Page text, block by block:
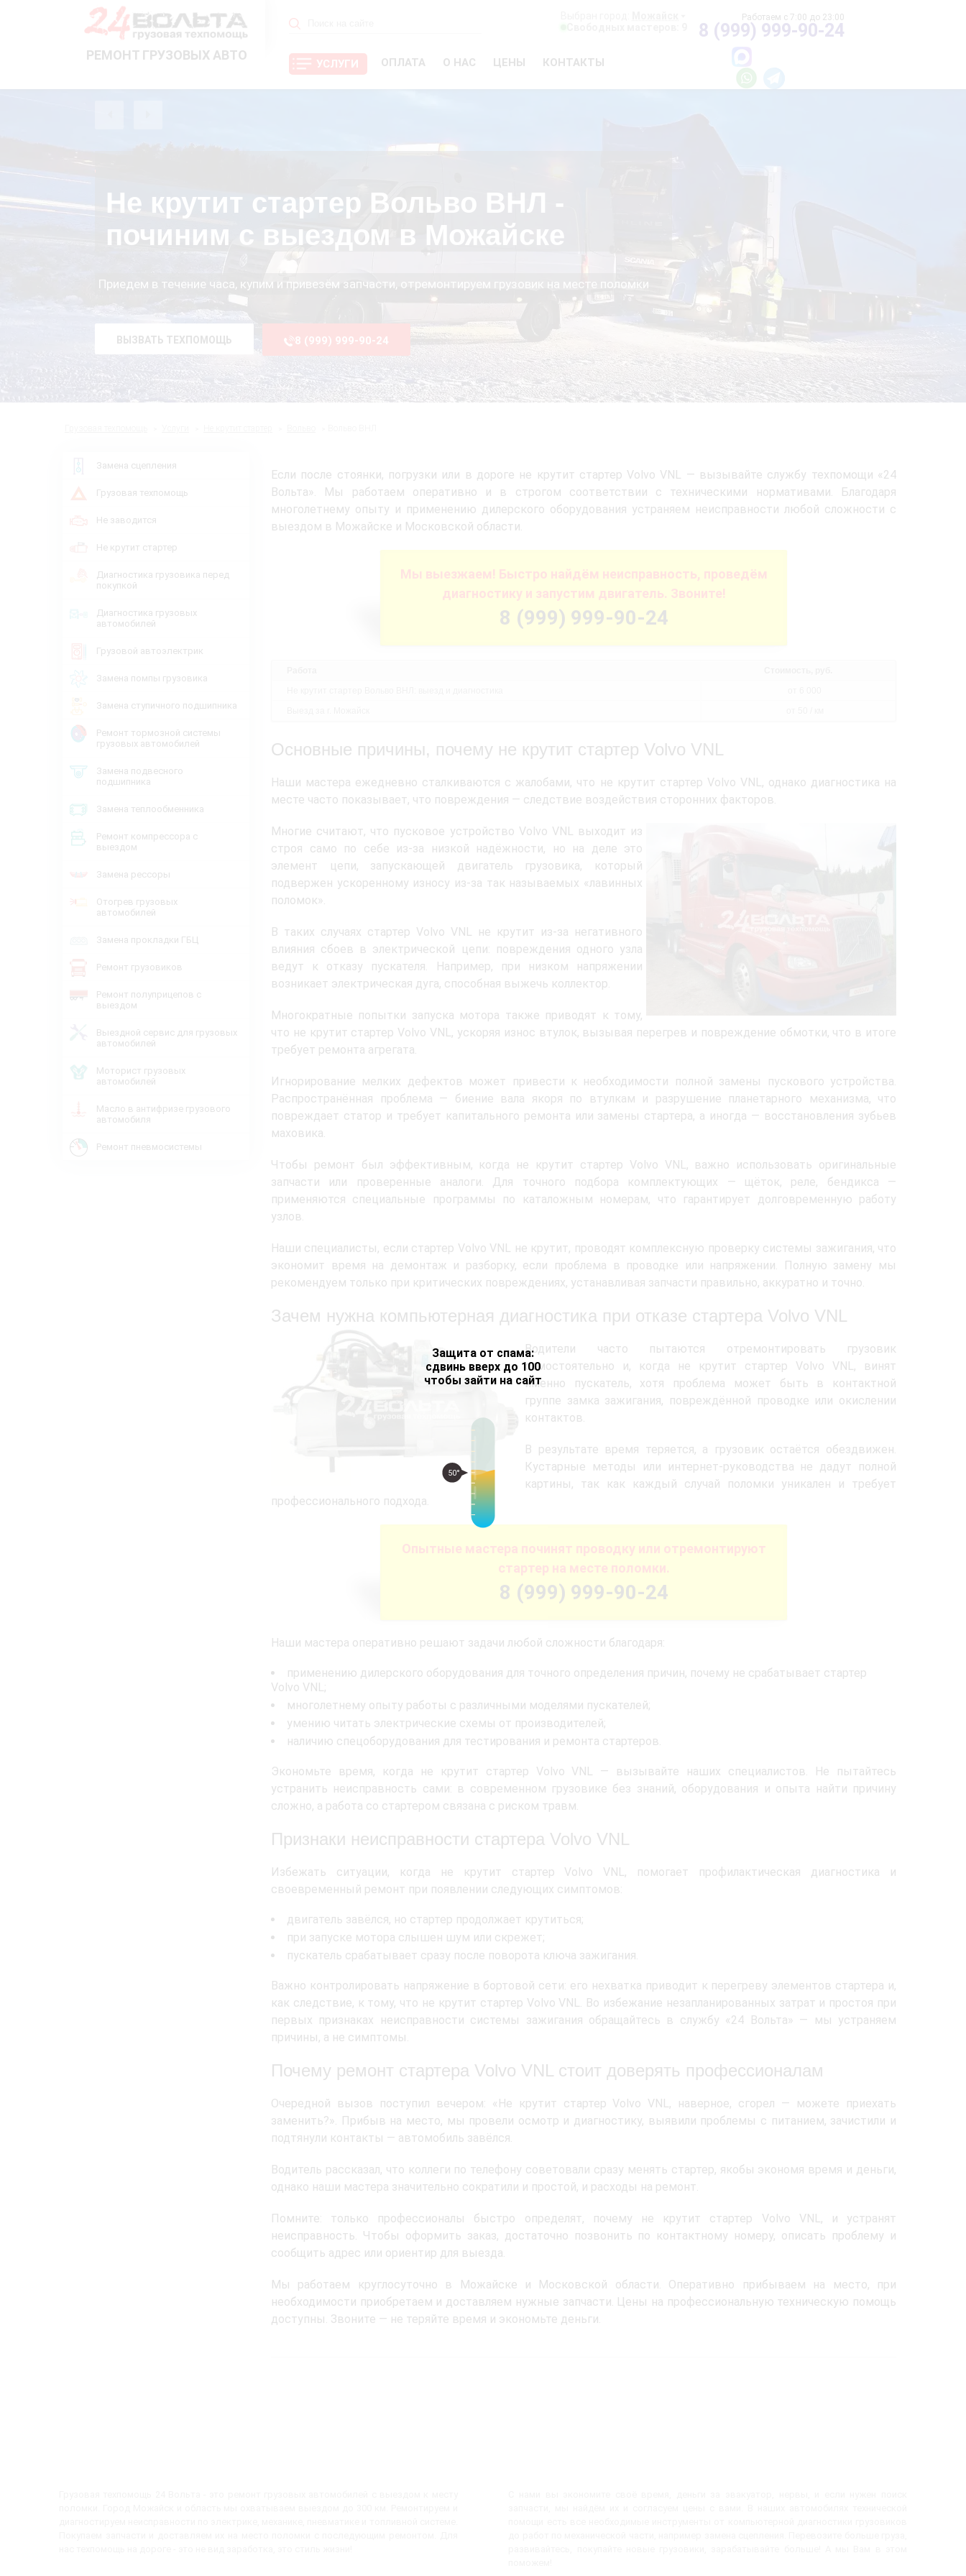
Защита от спама:
сдвинь вверх до 100
чтобы зайти на сайт
50°
РЕМОНТ ГРУЗОВЫХ АВТО
УСЛУГИ ОПЛАТА О НАС ЦЕНЫ КОНТАКТЫ
8 (999) 999-90-24
Не крутит стартер Вольво ВНЛ -
починим с выездом в Можайске
Приедем в течение часа, купим и привезём запчасти, отремонтируем грузовик на месте поломки
ВЫЗВАТЬ ТЕХПОМОЩЬ 8 (999) 999-90-24
Замена сцепления
Грузовая техпомощь
Не заводится
Не крутит стартер
Диагностика грузовика перед
покупкой
Диагностика грузовых
автомобилей
Грузовой автоэлектрик
Замена помпы грузовика
Замена ступичного подшипника
Ремонт тормозной системы
грузовых автомобилей
Замена подвесного
подшипника
Замена теплообменника
Ремонт компрессора с
выездом
Замена рессоры
Отогрев грузовых
автомобилей
Замена прокладки ГБЦ
Ремонт грузовиков
Ремонт полуприцепов с
выездом
Выездной сервис для грузовых
автомобилей
Моторист грузовых
автомобилей
Масло в антифризе грузового
автомобиля
Ремонт пневмосистемы
Если после стоянки, погрузки или в дороге не крутит стартер Volvo VNL — вызывайте службу техпомощи «24
Вольта». Мы работаем оперативно и в строгом соответствии с техническими нормативами. Благодаря
многолетнему опыту и применению дилерского оборудования устраняем неисправности любой сложности с
выездом в Можайске и Московской области.
Мы выезжаем! Быстро найдём неисправность, проведём
диагностику и запустим двигатель. Звоните!
8 (999) 999-90-24
Основные причины, почему не крутит стартер Volvo VNL
Наши мастера ежедневно сталкиваются с жалобами, что не крутит стартер Volvo VNL, однако диагностика на
месте часто показывает, что повреждения — следствие воздействия сторонних факторов.
Многие считают, что пусковое устройство Volvo VNL выходит из
строя само по себе из-за низкой надёжности, но на деле это
элемент цепи, запускающей двигатель грузовика, который
подвержен ускоренному износу из-за так называемых «лавинных
поломок».
В таких случаях стартер Volvo VNL не крутит из-за негативного
влияния сбоев в электрической цепи: повреждения одного узла
ведут к отказу пускателя. Например, при низком напряжении
возникает электрическая дуга, способная выжечь коллектор.
Многократные попытки запуска мотора также приводят к тому,
что не крутит стартер Volvo VNL, ускоряя износ втулок, вызывая перегрев и повреждение обмотки, что в итоге
требует ремонта агрегата.
Игнорирование мелких дефектов может привести к необходимости полной замены пускового устройства.
Распространённая проблема — биение вала якоря по втулкам и разрушение планетарного механизма, что
повреждает статор и требует капитального ремонта или замены стартера, а иногда — восстановления зубьев
маховика.
Чтобы ремонт был эффективным, когда не крутит стартер Volvo VNL, важно использовать оригинальные
запчасти или проверенные аналоги. Для точного подбора комплектующих — щёток, реле, бендикса —
применяются специальные программы по каталожным номерам, что гарантирует долговременную работу
узлов.
Наши специалисты, если стартер Volvo VNL не крутит, проводят комплексную проверку системы зажигания, что
экономит время на демонтаж и разборку, если проблема в проводке или напряжении. Полную замену мы
рекомендуем только при критических повреждениях, устанавливая запчасти правильно, аккуратно и точно.
Зачем нужна компьютерная диагностика при отказе стартера Volvo VNL
Водители часто пытаются отремонтировать грузовик
самостоятельно и, когда не крутит стартер Volvo VNL, винят
именно пускатель, хотя проблема может быть в контактной
группе замка зажигания, повреждённой проводке или окислении
контактов.
В результате время теряется, а грузовик остаётся обездвижен.
Кустарные методы или интернет-руководства не дадут полной
картины, так как каждый случай поломки уникален и требует
профессионального подхода.
Опытные мастера починят проводку или отремонтируют
стартер на месте поломки.
8 (999) 999-90-24
Наши мастера оперативно решают задачи любой сложности благодаря:
применению дилерского оборудования для точного определения причин, почему не срабатывает стартер
Volvo VNL;
многолетнему опыту работы с различными моделями пускателей;
умению читать электрические схемы от производителей;
наличию спецоборудования для тестирования и ремонта стартеров.
Экономьте время, когда не крутит стартер Volvo VNL — вызывайте наших специалистов. Не пытайтесь
устранить неисправность сами: в современном грузовике без знаний, оборудования и опыта найти причину
сложно, а работа со стартером связана с риском травм.
Признаки неисправности стартера Volvo VNL
Избежать ситуации, когда не крутит стартер Volvo VNL, помогает профилактическая диагностика и
своевременный ремонт при появлении следующих симптомов:
двигатель завёлся, но стартер продолжает крутиться;
при запуске мотора слышен шум или скрежет;
пускатель срабатывает сразу после поворота ключа зажигания.
Важно контролировать напряжение в бортовой сети: его нехватка приводит к перегреву элементов стартера и,
как следствие, к тому, что не крутит стартер Volvo VNL. Во избежание незапланированных затрат и простоя при
первых признаках неисправности системы зажигания обращайтесь в службу «24 Вольта» — мы устраняем
причины, а не симптомы.
Почему ремонт стартера Volvo VNL стоит доверять профессионалам
Очередной вызов поступил вечером: «Не крутит стартер Volvo VNL, наверное, сгорел — можете приехать
заменить?». Прибыв на место, мы провели осмотр и диагностику, выявили проблемы с питанием, зачистили и
подтянули контакты — автомобиль завёлся.
Водитель рассказал, что коллеги по телефону советовали сразу менять стартер, якобы экономя время и деньги,
однако наши мастера значительно сократили и простой, и расходы на ремонт.
Помните: только профессионалы быстро определят, почему не крутит стартер Volvo VNL, и устранят
неисправность. Чтобы оформить заказ, достаточно позвонить по контактному номеру, описать проблему и
сообщить адрес или ориентир для выезда.
Мы работаем круглосуточно в Можайске и Московской области. Оперативно прибываем на место, при
необходимости приобретаем и доставляем нужные запчасти. Цены на профессиональную техническую помощь
доступны. Звоните — не теряйте время и экономьте деньги.